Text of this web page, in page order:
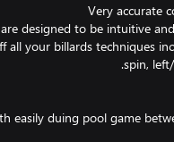
designed to be intuitive
all your billards techniques